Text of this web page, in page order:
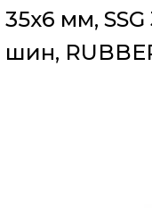
35х6 мм,
шин,